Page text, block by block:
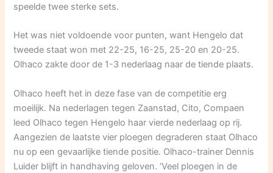
speelde twee sterke sets.
Het was niet voldoende voor punten, want Hengelo dat
tweede staat won met 22-25, 16-25, 25-20 en 20-25.
Olhaco zakte door de 1-3 nederlaag naar de tiende plaats.
Olhaco heeft het in deze fase van de competitie erg
moeilijk. Na nederlagen tegen Zaanstad, Cito, Compaen
leed Olhaco tegen Hengelo haar vierde nederlaag op rij.
Aangezien de laatste vier ploegen degraderen staat Olhaco
nu op een gevaarlijke tiende positie. Olhaco-trainer Dennis
Luider blijft in handhaving geloven. ‘Veel ploegen in de